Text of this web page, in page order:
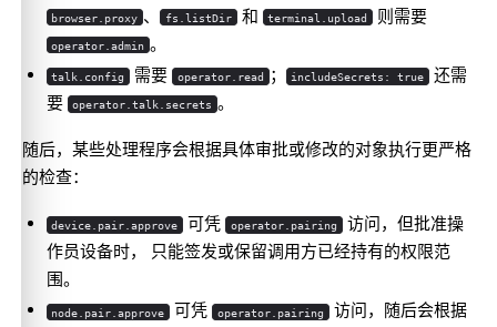
browser.proxy 、 fs.listDir 和 terminal.upload 则需要
operator.admin 。
talk.config 需要 operator.read ； includeSecrets: true
还需
要
operator.talk.secrets 。
随后，某些处理程序会根据具体审批或修改的对象执行更严格
的检查：
device.pair.approve 可凭 operator.pairing 访问，但批准操
作员设备时， 只能签发或保留调用方已经持有的权限范
围。
node.pair.approve 可凭 operator.pairing 访问，随后会根据